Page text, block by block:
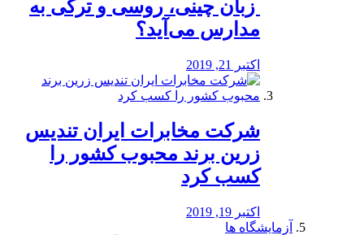
️ زبان چینی، روسی و ترکی به
مدارس می‌آید؟
اکتبر 21, 2019
شرکت مخابرات ایران تندیس
زرین برند محبوب کشور را
کسب کرد
اکتبر 19, 2019
آزمایشگاه ها